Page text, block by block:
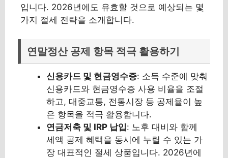
입니다. 2026년에도 유효할 것으로 예상되는 몇
가지 절세 전략을 소개합니다.
연말정산 공제 항목 적극 활용하기
신용카드 및 현금영수증: 소득 수준에 맞춰
신용카드와 현금영수증 사용 비율을 조절
하고, 대중교통, 전통시장 등 공제율이 높
은 항목을 적극 활용합니다.
연금저축 및 IRP 납입: 노후 대비와 함께
세액 공제 혜택을 동시에 누릴 수 있는 가
장 대표적인 절세 상품입니다. 2026년에